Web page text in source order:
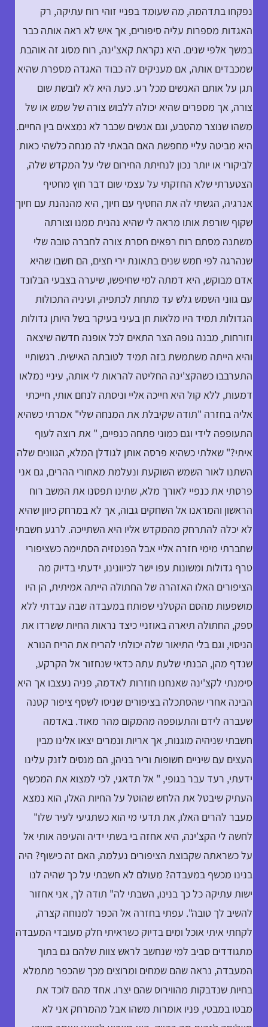
נפקחו בתדהמה, מה שעומד בפניי זוהי רוח עתיקה, רק
האגדות מספרות עליה סיפורים, אך איש לא ראה אותה כבר
במשך אלפי שנים. היא נקראת קאצ'ינה, רוח מסוג זה אוהבת
שמכבדים אותה, אם מעניקים לה כבוד האגדה מספרת שהיא
תגן על אותם האנשים מכל רע. כעת היא לא לובשת שום
צורה, אך מספרים שהיא יכולה ללבוש צורה של שמש או של
משהו שנוצר מהטבע, וגם אנשים שכבר לא נמצאים בין החיים.
היא מביטה עליי מחפשת האם הבאתי לה מנחה כלשהי כאות
לביקורי או יותר נכון לנחיתת החירום שלי על המקדש שלה,
הצטערתי שלא החזקתי על עצמי שום דבר חוץ מחטיף
אנרגיה, הגשתי לה את החטיף עם חיוך, היא מהנהנת עם חיוך
שקוף שורפת אותו מראה לי שהיא נהנית ממנו וצורתה
משתנה מסתם רוח רפאים חסרת צורה לחברה טובה שלי
שנהרגה לפי חמש שנים בתאונת ירי חצים, הם חשבו שהיא
אדם מבוקש, היא דמתה למי שחיפשו, שיערה בצבעי הבלונד
עם גווני השמש גלש עד מתחת לכתפיה, ועיניה התכולות
הגדולות תמיד היו מלאות חן בעיני בעיקר בשל היותן גדולות
וזורחות, מבנה גופה הצר התאים לכל אופנה חדשה שיצאה
והיא הייתה משתמשת בזה תמיד לטובתה האישית. רגשותיי
התערבבו כשהקצ'ינה החליטה להראות לי אותה, עיניי נמלאו
דמעות, ללא קול היא חייכה אליי וניסתה לנחם אותי, חייכתי
אליה בחזרה "תודה שקיבלת את המנחה שלי" אמרתי כשהיא
התעופפה לידי וגם כמוני פתחה כנפיים, " את רוצה לעוף
איתי?" שאלתי כשהיא פרסה אותן לגודלן המלא, הגוונים שלה
השתנו לאור השמש השוקעת ונעלמת מאחורי ההרים, גם אני
פרסתי את כנפיי לאורך מלא, שתינו תפסנו את המשב רוח
הראשון והמראנו אל השחקים גבוה, אך לא במרחק כיוון שהיא
לא יכלה להתרחק מהמקדש אליו היא השתייכה. לרגע חשבתי
שחברתי מימי חזרה אליי אבל הפנטזיה הסתיימה כשציפורי
טרף גדולות ומשונות עפו ישר לכיוונינו, ידעתי בדיוק מה
הציפורים האלו האזהרה של החתולה הייתה אמיתית, הן היו
מושפעות מהסם הקטלני שפותח במעבדה שבה עבדתי ללא
ספק, החתולה תיארה באוזניי כיצד נראות החיות ששרדו את
הניסוי, וגם בלי התיאור שלה יכולתי להריח את הריח הנורא
שנדף מהן, הבנתי שלעת עתה כדאי שנחזור אל הקרקע,
סימנתי לקצ'ינה שאנחנו חוזרות לאדמה, פניה נעצבו אך היא
הבינה אחרי שהסתכלה בציפורים שניסו לשסף ציפור קטנה
שעברה לידם והתעופפה מהמקום מהר מאוד. באדמה
חשבתי שניהיה מוגנות, אך אריות ונמרים יצאו אלינו מבין
העצים עם שיניים חשופות וריר בניהן, הם מנסים לזנק עלינו
ידעתי, רעד עבר בגופי, " אל תדאגי, לכי למצוא את המכשף
העתיק שיבטל את הלחש שהוטל על החיות האלו, הוא נמצא
מעבר להרים האלו, את תדעי מי הוא כשתגיעי לעיר שלו"
לחשה לי הקצ'ינה, היא אחזה בי בשתי ידיה והעיפה אותי אל
על כשראתה שקבוצת הציפורים נעלמה, האם זה כישוף? היה
בנינו מכשף במעבדה? מעולם לא חשבתי על כך שהיה לנו
ישות עתיקה כל כך בנינו, השבתי לה" תודה לך, אני אחזור
להשיב לך טובה". עפתי בחזרה אל הכפר למנוחה קצרה,
לקחתי איתי אוכל ומים בדיוק כשראיתי חלק מעובדי המעבדה
מתגודדים סביב למי שנחשב לראש צוות שלהם גם בתוך
המעבדה, נראה שהם שמחים ומרוצים מכך שהכפר מתמלא
בחיות שנדבקות מהווירוס שהם יצרו. אחד מהם לוכד את
מבטו במבטי, פניו אומרות משהו אבל מהמרחק אני לא